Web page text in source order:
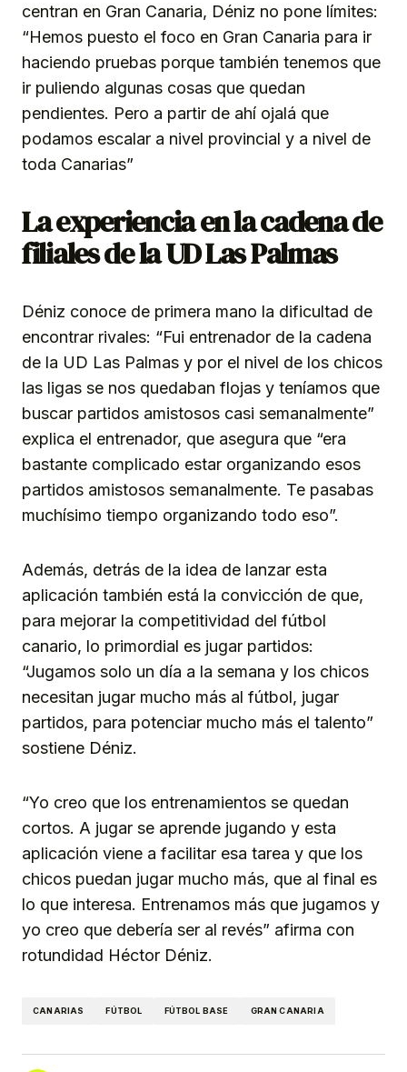
centran en Gran Canaria, Déniz no pone límites:
“Hemos puesto el foco en Gran Canaria para ir
haciendo pruebas porque también tenemos que
ir puliendo algunas cosas que quedan
pendientes. Pero a partir de ahí ojalá que
podamos escalar a nivel provincial y a nivel de
toda Canarias”
La experiencia en la cadena de
filiales de la UD Las Palmas
Déniz conoce de primera mano la dificultad de
encontrar rivales: “Fui entrenador de la cadena
de la UD Las Palmas y por el nivel de los chicos
las ligas se nos quedaban flojas y teníamos que
buscar partidos amistosos casi semanalmente”
explica el entrenador, que asegura que “era
bastante complicado estar organizando esos
partidos amistosos semanalmente. Te pasabas
muchísimo tiempo organizando todo eso”.
Además, detrás de la idea de lanzar esta
aplicación también está la convicción de que,
para mejorar la competitividad del fútbol
canario, lo primordial es jugar partidos:
“Jugamos solo un día a la semana y los chicos
necesitan jugar mucho más al fútbol, jugar
partidos, para potenciar mucho más el talento”
sostiene Déniz.
“Yo creo que los entrenamientos se quedan
cortos. A jugar se aprende jugando y esta
aplicación viene a facilitar esa tarea y que los
chicos puedan jugar mucho más, que al final es
lo que interesa. Entrenamos más que jugamos y
yo creo que debería ser al revés” afirma con
rotundidad Héctor Déniz.
CANARIAS FÚTBOL FÚTBOL BASE GRAN CANARIA